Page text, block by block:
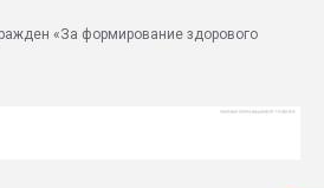
«За формирование здорового